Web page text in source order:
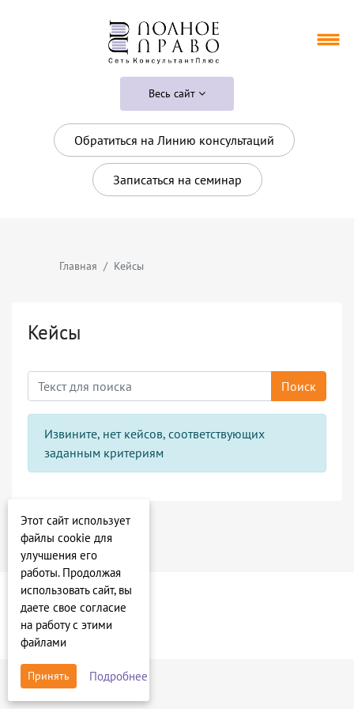
Весь сайт
Обратиться на Линию консультаций
Записаться на семинар
Главная Кейсы
Кейсы
Поиск
Извините, нет кейсов, соответствующих
заданным критериям
Этот сайт использует
файлы cookie для
улучшения его
работы. Продолжая
использовать сайт, вы
даете свое согласие
на работу с этими
файлами
Принять Подробнее